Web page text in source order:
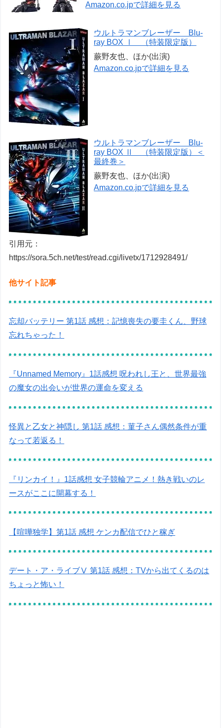
Amazon.co.jpで詳細を見る
ウルトラマンブレーザー Blu-
ray BOX Ⅰ （特装限定版）
蕨野友也、ほか(出演)
Amazon.co.jpで詳細を見る
ウルトラマンブレーザー Blu-
ray BOX Ⅱ （特装限定版）＜
最終巻＞
蕨野友也、ほか(出演)
Amazon.co.jpで詳細を見る
引用元：
https://sora.5ch.net/test/read.cgi/livetx/1712928491/
他サイト記事
忘却バッテリー 第1話 感想：記憶喪失の要圭くん、野球
忘れちゃった！
『Unnamed Memory』1話感想 呪われし王と、世界最強
の魔女の出会いが世界の運命を変える
怪異と乙女と神隠し 第1話 感想：菫子さん偶然条件が重
なって若返る！
『リンカイ！』1話感想 女子競輪アニメ！熱き戦いのレ
ースがここに開幕する！
【喧嘩独学】第1話 感想 ケンカ配信でひと稼ぎ
デート・ア・ライブⅤ 第1話 感想：TVから出てくるのは
ちょっと怖い！